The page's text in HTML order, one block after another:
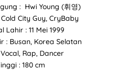
: Hwi Young (휘영)
City Guy, CryBaby
Lahir : 11 Mei 1999
: Busan, Korea Selatan
Vocal, Rap, Dancer
: 180 cm